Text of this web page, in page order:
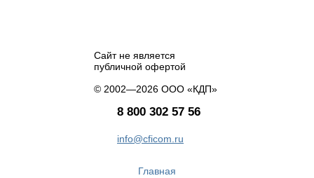
Сайт не является
публичной офертой
© 2002—2026 ООО «КДП»
8 800 302 57 56
info@cficom.ru
Главная